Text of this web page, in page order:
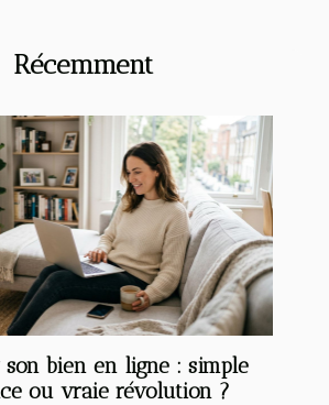
Récemment
son bien en ligne : simple
ou vraie révolution ?